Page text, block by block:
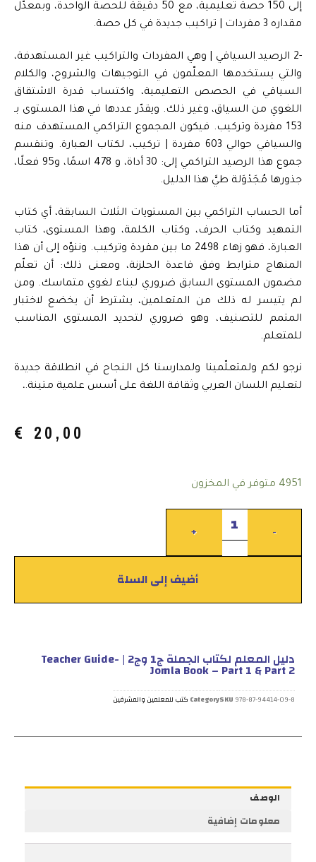
إلى 150 حصة تعليمية، مع 50 دقيقة للحصة الواحدة، وبمعدّل
مقداره 3 مفردات | تراكيب جديدة في كل حصة.
-2 الرصيد السياقي | وهي المفردات والتراكيب غير المستهدفة،
والتي يستخدمها المعلّمون في التوجيهات والشروح، والكلام
السياقي في الحصص التعليمية، واكتساب قدرة الاشتقاق
اللغوي من السياق، وغير ذلك. ويقدّر عددها في هذا المستوى بـ
153 مفردة وتركيب. فيكون المجموع التراكمي المستهدف منه
والسياقي حوالي 603 مفردة | تركيب، لكتاب العبارة. وتنقسم
جموع هذا الرصيد التراكمي إلى: 30 أداة، و 478 اسمًا، و95 فعلًا،
جذورها مُجَدْوَلة طيَّ هذا الدليل.
أما الحساب التراكمي بين المستويات الثلاث السابقة، أي كتاب
التمهيد وكتاب الحرف، وكتاب الكلمة، وهذا المستوى، كتاب
العبارة، فهو زهاء 2498 ما بين مفردة وتركيب. وننوّه إلى أن هذا
المنهاج مترابط وفق قاعدة الحلزنة، ومعنى ذلك: أن تعلّم
مضمون المستوى السابق ضروري لبناء لغوي متماسك. ومن
لم يتيسر له ذلك من المتعلمين، يشترط أن يخضع لاختبار
المتمم للتصنيف، وهو ضروري لتحديد المستوى المناسب
للمتعلم.
نرجو لكم ولمتعلّمينا ولمدارسنا كل النجاح في انطلاقة جديدة
لتعليم اللسان العربي وثقافة اللغة على أسس علمية متينة..
€ 20,00
4951 متوفر في المخزون
أضيف إلى السلة
دليل المعلم لكتاب الجملة ج1 وج2 | Teacher Guide-
Jomla Book – Part 1 & Part 2
SKU978-87-94414-09-8
Categoryكتب للمعلمين والمشرفين
الوصف
معلومات إضافية